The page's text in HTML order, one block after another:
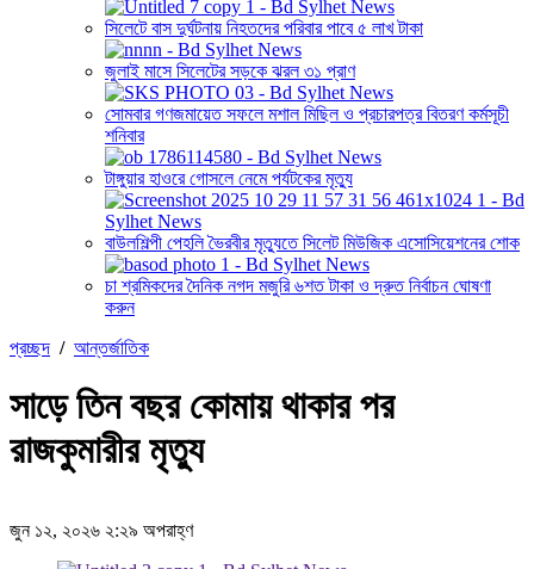
সিলেটে বাস দুর্ঘটনায় নিহতদের পরিবার পাবে ৫ লাখ টাকা
জুলাই মাসে সিলেটের সড়কে ঝরল ৩১ প্রাণ
সোমবার গণজমায়েত সফলে মশাল মিছিল ও প্রচারপত্র বিতরণ কর্মসূচী
শনিবার
টাঙ্গুয়ার হাওরে গোসলে নেমে পর্যটকের মৃত্যু
বাউলশিল্পী পেহলি ভৈরবীর মৃত্যুতে সিলেট মিউজিক এসোসিয়েশনের শোক
চা শ্রমিকদের দৈনিক নগদ মজুরি ৬শত টাকা ও দ্রুত নির্বাচন ঘোষণা
করুন
প্রচ্ছদ / আন্তর্জাতিক
সাড়ে তিন বছর কোমায় থাকার পর
রাজকুমারীর মৃত্যু
জুন ১২, ২০২৬ ২:২৯ অপরাহ্ণ